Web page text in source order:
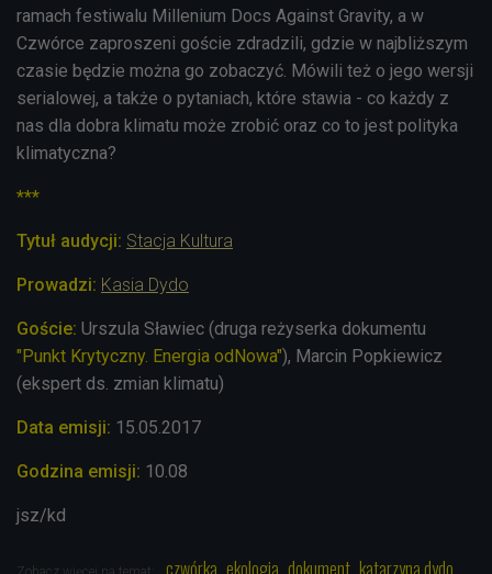
ramach festiwalu Millenium Docs Against Gravity, a w
Czwórce zaproszeni goście zdradzili, gdzie w najbliższym
czasie będzie można go zobaczyć. Mówili też o jego wersji
serialowej, a także o pytaniach, które stawia - co każdy z
nas dla dobra klimatu może zrobić oraz co to jest polityka
klimatyczna?
***
Tytuł audycji: Stacja Kultura
Prowadzi: Kasia Dydo
Goście: Urszula Sławiec (druga reżyserka dokumentu
"Punkt Krytyczny. Energia odNowa"), Marcin Popkiewicz
(ekspert ds. zmian klimatu)
Data emisji: 15.05.2017
Godzina emisji: 10.08
jsz/kd
czwórka ekologia dokument katarzyna dydo